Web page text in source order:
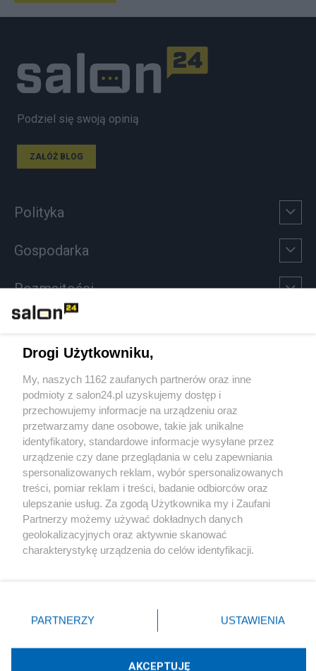
Podziel się swoją opinią
ZAŁÓŻ BLOG
Polityka
Gospodarka
Rozmaitości
Sport
Społeczeństwo
Kultura
X Facebook Instagram Youtube
Drogi Użytkowniku,
My, naszych 1162 zaufanych partnerów oraz inne
podmioty z salon24.pl uzyskujemy dostęp i
przechowujemy informacje na urządzeniu oraz
przetwarzamy dane osobowe, takie jak unikalne
identyfikatory, standardowe informacje wysyłane przez
urządzenie czy dane przeglądania w celu zapewniania
spersonalizowanych reklam, wybór spersonalizowanych
treści, pomiar reklam i treści, badanie odbiorców oraz
ulepszanie usług. Za zgodą Użytkownika my i Zaufani
Partnerzy możemy używać dokładnych danych
geolokalizacyjnych oraz aktywnie skanować
charakterystykę urządzenia do celów identyfikacji.
zmienić/wycofać klikając przycisk ustawień prywatności
znajdujący się w lewym dolnym rogu strony
rodzaje przetwarzania danych nie wymagają zgody
użytkownika, ale masz prawo sprzeciwić się takiemu
PARTNERZY USTAWIENIA
AKCEPTUJĘ